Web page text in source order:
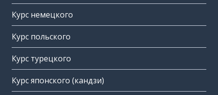
Курс немецкого
Курс польского
Курс турецкого
Курс японского (кандзи)